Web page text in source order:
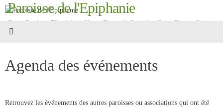
Passer
contenu
Paroisse de l'Epiphanie
Croix Roubaix 59 - églises Notre-Dame-de-Lourdes, Saint-Pierre, Saint-
Martin
Agenda des événements
Retrouvez les événements des autres paroisses ou associations qui ont été